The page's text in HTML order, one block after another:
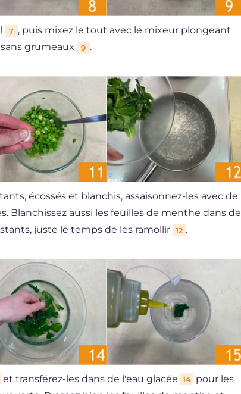
7 , puis mixez le tout avec le mixeur plongeant
grumeaux 9 .
écossés et blanchis, assaisonnez-les avec de
Blanchissez aussi les feuilles de menthe dans de
juste le temps de les ramollir 12 .
et transférez-les dans de l'eau glacée 14 pour les